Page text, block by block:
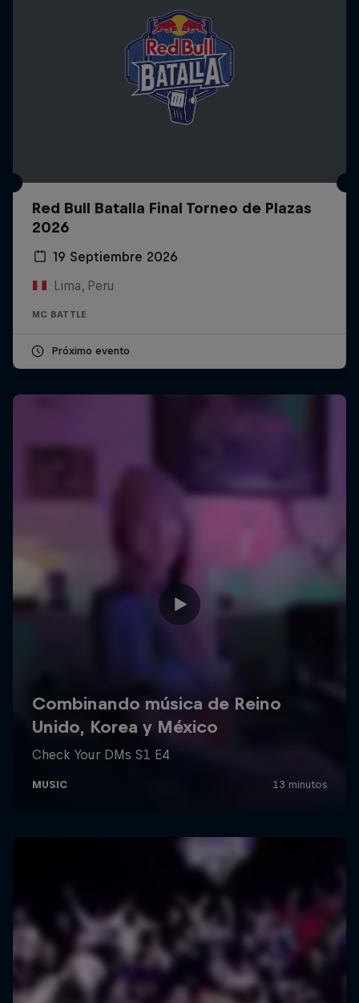
Red Bull Batalla Final Torneo de Plazas
2026
19 Septiembre 2026
Lima, Peru
MC BATTLE
Próximo evento